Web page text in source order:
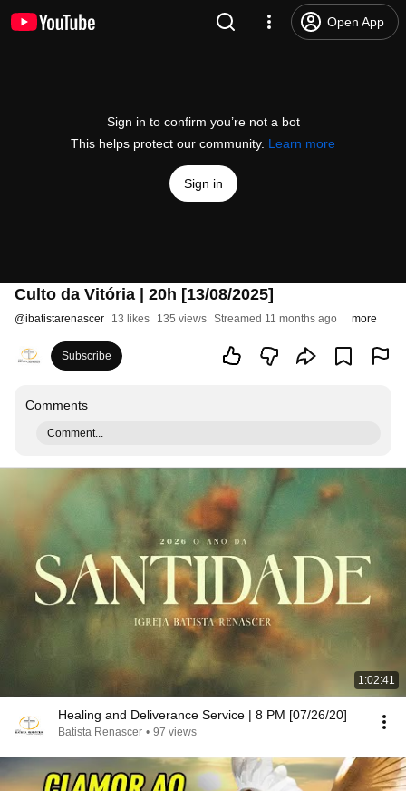
Open App
Sign in to confirm you’re not a bot
This helps protect our community. Learn more
Sign in
Culto da Vitória | 20h [13/08/2025]
@ibatistarenascer 13 likes 135 views Streamed 11 months ago more
Subscribe
Comments
Comment...
1:02:41
Healing and Deliverance Service | 8 PM [07/26/20]
Batista Renascer • 97 views